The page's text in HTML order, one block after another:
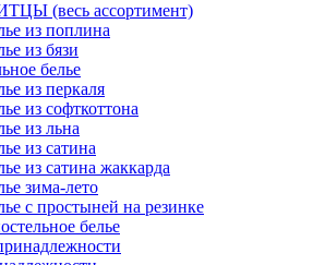
(весь ассортимент)
из поплина
из бязи
белье
из перкаля
из софткоттона
из льна
из сатина
из сатина жаккарда
зима-лето
с простыней на резинке
белье